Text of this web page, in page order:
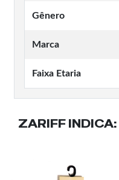
Gênero
Marca
Faixa Etaria
ZARIFF INDICA: